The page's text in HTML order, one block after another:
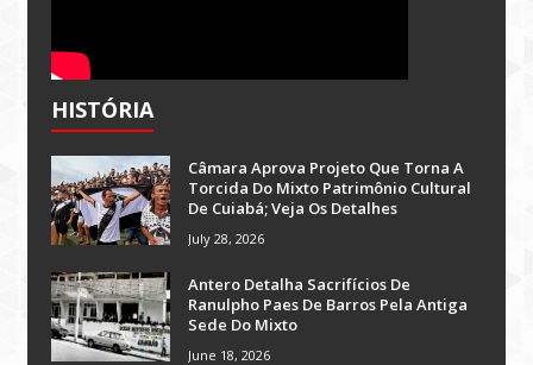
HISTÓRIA
Câmara Aprova Projeto Que Torna A
Torcida Do Mixto Patrimônio Cultural
De Cuiabá; Veja Os Detalhes
July 28, 2026
Antero Detalha Sacrifícios De
Ranulpho Paes De Barros Pela Antiga
Sede Do Mixto
June 18, 2026